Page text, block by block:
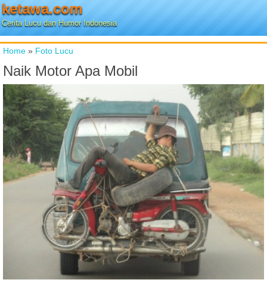
ketawa.com
Cerita Lucu dan Humor Indonesia
Home » Foto Lucu
Naik Motor Apa Mobil